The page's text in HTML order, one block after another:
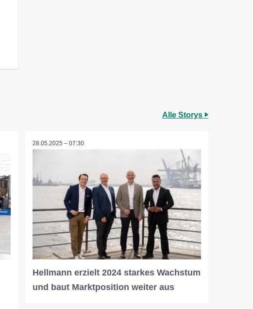
Alle Storys
28.05.2025 – 07:30
Hellmann erzielt 2024 starkes Wachstum
und baut Marktposition weiter aus